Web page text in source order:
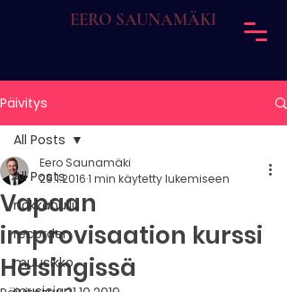
EERO SAUNAMÄKI
Päivitys
All Posts
nokkahuilu
recorder
muusikko
All Posts
Vapaan
improvisaation kurssi
Helsingissä
Eero Saunamäki
29.1.20161 min käytetty lukemiseen